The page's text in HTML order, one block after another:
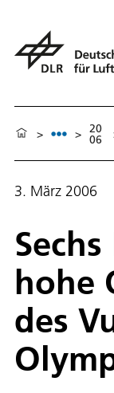
> > 20
06
3. März 2006
hohe
des